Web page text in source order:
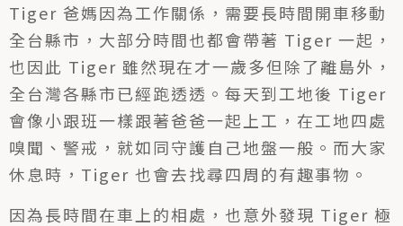
Tiger 爸媽因為工作關係，需要長時間開車移動
全台縣市，大部分時間也都會帶著 Tiger 一起，
也因此 Tiger 雖然現在才一歲多但除了離島外，
全台灣各縣市已經跑透透。每天到工地後 Tiger
會像小跟班一樣跟著爸爸一起上工，在工地四處
嗅聞、警戒，就如同守護自己地盤一般。而大家
休息時，Tiger 也會去找尋四周的有趣事物。
因為長時間在車上的相處，也意外發現 Tiger 極